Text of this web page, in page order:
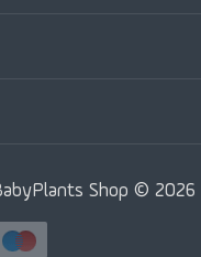
Shop © 2026